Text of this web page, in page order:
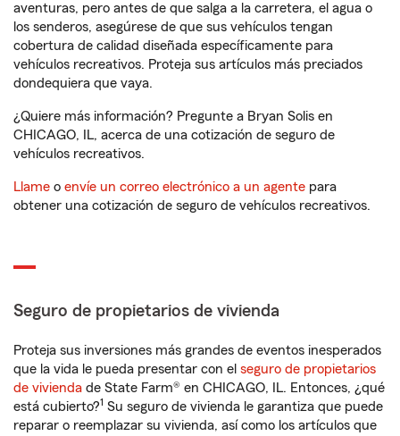
aventuras, pero antes de que salga a la carretera, el agua o
los senderos, asegúrese de que sus vehículos tengan
cobertura de calidad diseñada específicamente para
vehículos recreativos. Proteja sus artículos más preciados
dondequiera que vaya.
¿Quiere más información? Pregunte a Bryan Solis en
CHICAGO, IL, acerca de una cotización de seguro de
vehículos recreativos.
Llame o envíe un correo electrónico a un agente para
obtener una cotización de seguro de vehículos recreativos.
Seguro de propietarios de vivienda
Proteja sus inversiones más grandes de eventos inesperados
que la vida le pueda presentar con el seguro de propietarios
de vivienda de State Farm® en CHICAGO, IL. Entonces, ¿qué
está cubierto?1 Su seguro de vivienda le garantiza que puede
reparar o reemplazar su vivienda, así como los artículos que